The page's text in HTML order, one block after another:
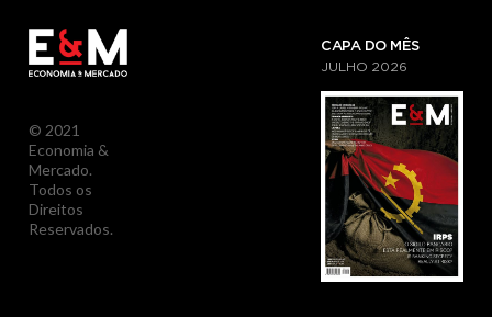
© 2021
Economia &
Mercado.
Todos os
Direitos
Reservados.
CAPA DO MÊS
JULHO 2026